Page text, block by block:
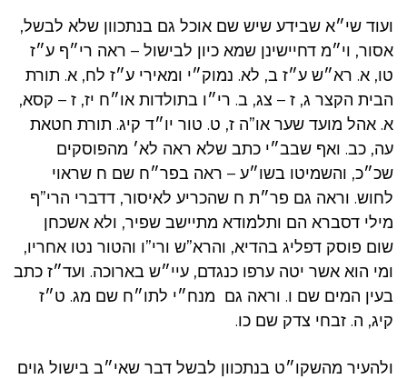
ועוד שי״א שבידע שיש שם אוכל גם בנתכוון שלא לבשל,
אסור, וי״מ דחיישינן שמא כיון לבישול – ראה רי״ף ע״ז
טו, א. רא״ש ע״ז ב, לא. נמוק״י ומאירי ע״ז לח, א. תורת
הבית הקצר ג, ז – צג, ב. רי״ו בתולדות או״ח יז, ז – קסא,
א. אהל מועד שער או”ה ז, ט. טור יו״ד קיג. תורת חטאת
עה, כב. ואף שבב״י כתב שלא ראה לא׳ מהפוסקים
שכ״כ, והשמיטו בשו״ע – ראה בפר״ח שם ח שראוי
לחוש. וראה גם פר״ת ח שהכריע לאיסור, דדברי הרי”ף
מילי דסברא הם ותלמודא מתיישב שפיר, ולא אשכחן
שום פוסק דפליג בהדיא, והרא”ש ורי”ו והטור נטו אחריו,
ומי הוא אשר יטה ערפו כנגדם, עיי״ש בארוכה. ועד״ז כתב
בעין המים שם ו. וראה גם מנח״י לתו״ח שם מג. ט״ז
קיג, ה. זבחי צדק שם כו.
ולהעיר מהשקו״ט בנתכוון לבשל דבר שאי״ב בישול גוים